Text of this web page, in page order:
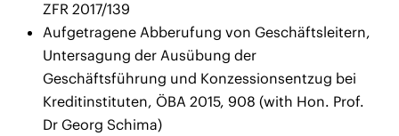
ZFR 2017/139
Aufgetragene Abberufung von Geschäftsleitern,
Untersagung der Ausübung der
Geschäftsführung und Konzessionsentzug bei
Kreditinstituten, ÖBA 2015, 908 (with Hon. Prof.
Dr Georg Schima)